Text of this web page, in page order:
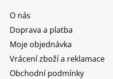
O nás
Doprava a platba
Moje objednávka
Vrácení zboží a reklamace
Obchodní podmínky